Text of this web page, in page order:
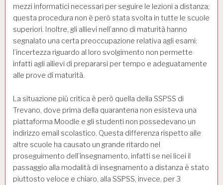
mezzi informatici necessari per seguire le lezioni a distanza;
questa procedura non è però stata svolta in tutte le scuole
superiori. Inoltre, gli allievi nell’anno di maturità hanno
segnalato una certa preoccupazione relativa agli esami:
l’incertezza riguardo al loro svolgimento non permette
infatti agli allievi di prepararsi per tempo e adeguatamente
alle prove di maturità.
La situazione più critica è però quella della SSPSS di
Trevano, dove prima della quarantena non esisteva una
piattaforma Moodle e gli studenti non possedevano un
indirizzo email scolastico. Questa differenza rispetto alle
altre scuole ha causato un grande ritardo nel
proseguimento dell’insegnamento, infatti se nei licei il
passaggio alla modalità di insegnamento a distanza è stato
piuttosto veloce e chiaro, alla SSPSS, invece, per 3